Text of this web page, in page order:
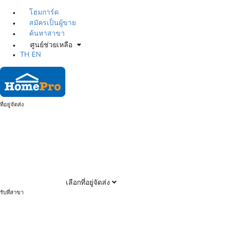
โฮมการ์ด
สมัครเป็นผู้ขาย
ค้นหาสาขา
ศูนย์ช่วยเหลือ
TH
EN
ที่อยู่จัดส่ง
เลือกที่อยู่จัดส่ง
รับที่สาขา